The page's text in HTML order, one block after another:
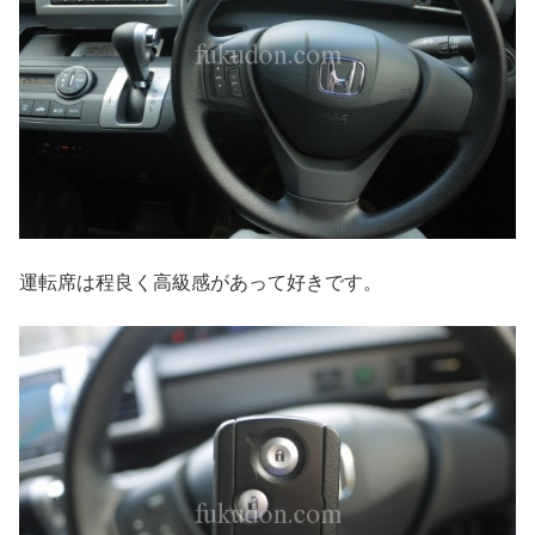
運転席は程良く高級感があって好きです。